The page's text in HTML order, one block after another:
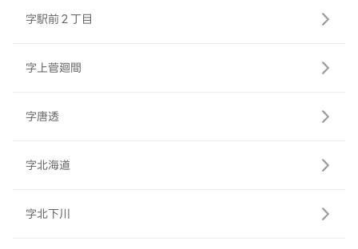
字駅前２丁目
字上菅廻間
字唐透
字北海道
字北下川